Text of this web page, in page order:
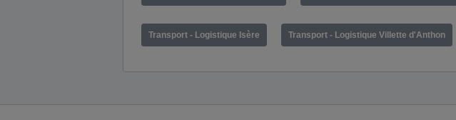
Transport - Logistique Isère Transport - Logistique Villette d'Anthon